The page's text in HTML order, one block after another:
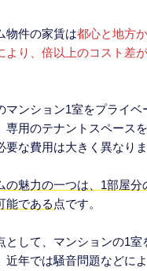
物件の家賃は都心と地方
より、倍以上のコスト差
マンション1室をプライベ
専用のテナントスペース
要な費用は大きく異なりま
の魅力の一つは、1部屋分
能である 点です。
として、マンションの1室
近年では騒音問題などに